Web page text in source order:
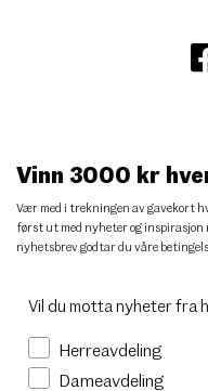
Vinn 3000 kr
Vær med i trekningen av gavekort
først ut med nyheter og inspirasjon
nyhetsbrev godtar du våre
Vil du motta nyheter fra
Herreavdeling
Dameavdeling